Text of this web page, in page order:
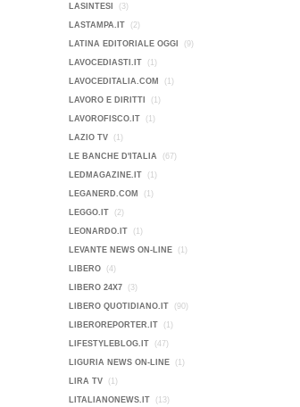
LASINTESI (3)
LASTAMPA.IT (2)
LATINA EDITORIALE OGGI (9)
LAVOCEDIASTI.IT (1)
LAVOCEDITALIA.COM (1)
LAVORO E DIRITTI (1)
LAVOROFISCO.IT (1)
LAZIO TV (1)
LE BANCHE D'ITALIA (67)
LEDMAGAZINE.IT (1)
LEGANERD.COM (1)
LEGGO.IT (2)
LEONARDO.IT (1)
LEVANTE NEWS ON-LINE (1)
LIBERO (4)
LIBERO 24X7 (3)
LIBERO QUOTIDIANO.IT (90)
LIBEROREPORTER.IT (1)
LIFESTYLEBLOG.IT (47)
LIGURIA NEWS ON-LINE (1)
LIRA TV (1)
LITALIANONEWS.IT (13)